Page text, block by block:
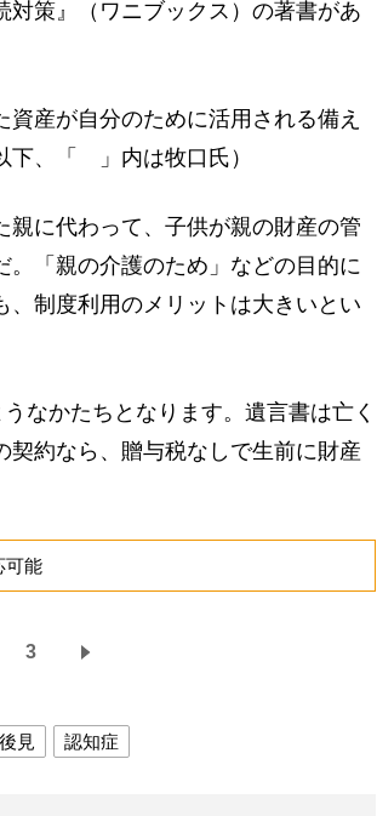
策』（ワニブックス）の著書があ
資産が自分のために活用される備え
下、「 」内は牧口氏）
に代わって、子供が親の財産の管
「親の介護のため」などの目的に
制度利用のメリットは大きいとい
なかたちとなります。遺言書は亡く
約なら、贈与税なしで生前に財産
可能
3
見 認知症